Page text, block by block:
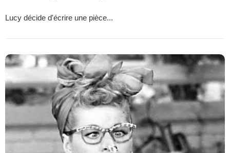
Lucy décide d'écrire une pièce...